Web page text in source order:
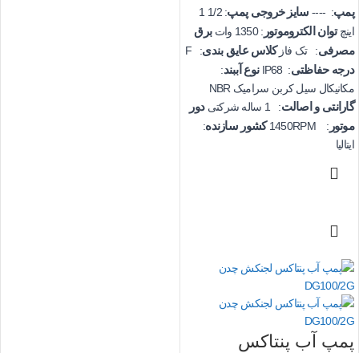
پمپ: ---- سایز خروجی پمپ
: 1/2 1
اینچتوان الکتروموتور : 1350 وات
برق
مصرفی: تک فازکلاس عایق بندی: F
درجه حفاظتی: IP68 نوع آببند:
مکانیکال سیل کربن سرامیک NBR
گارانتی و اصالت: 1 ساله شرکتی
دور
موتور : 1450RPM کشور سازنده:
ایتالیا
پمپ آب پنتاکس